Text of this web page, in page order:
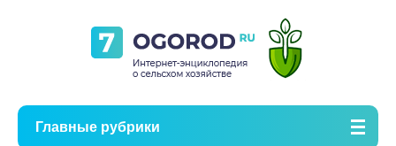
Главные рубрики